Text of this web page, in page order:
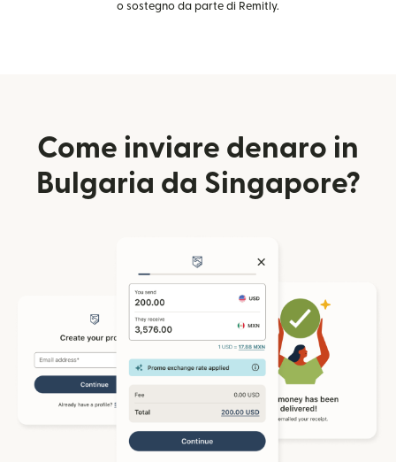
o sostegno da parte di Remitly.
Come inviare denaro in
Bulgaria da Singapore?